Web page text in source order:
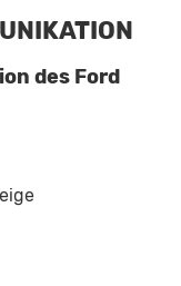
des Ford